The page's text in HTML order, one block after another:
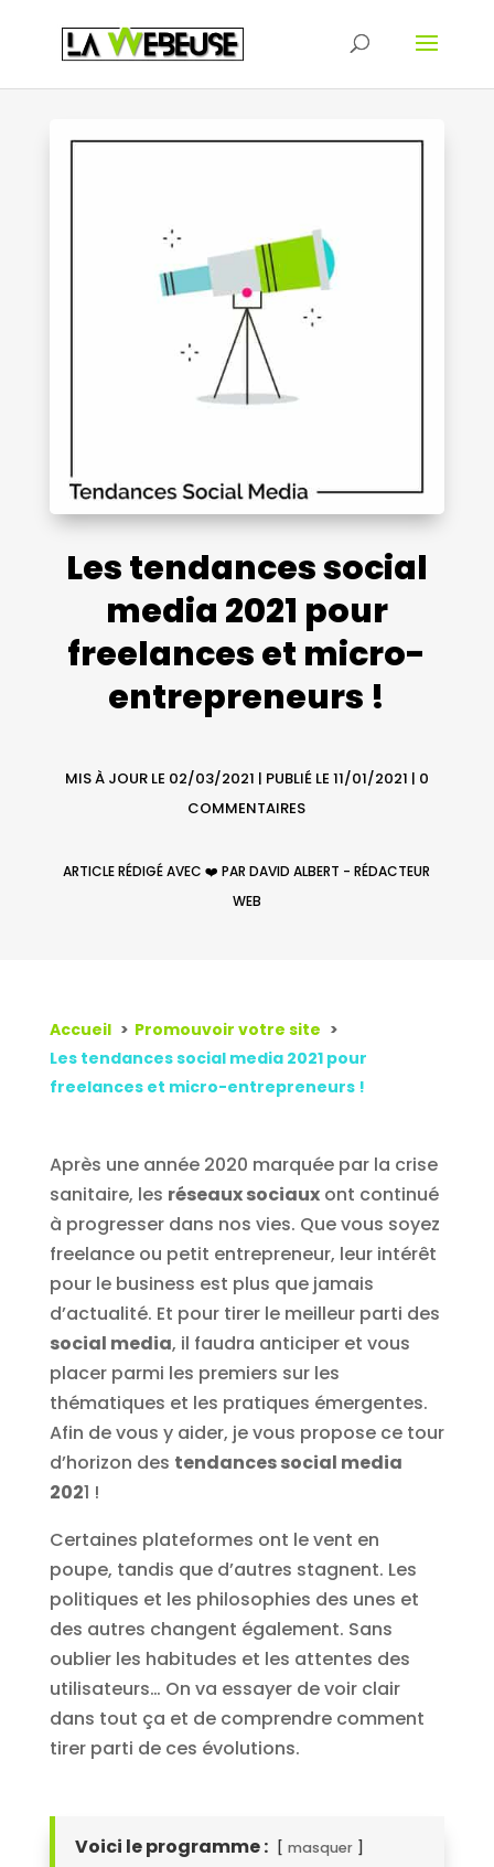
Les tendances social
media 2021 pour
freelances et micro-
entrepreneurs !
MIS À JOUR LE 02/03/2021 | PUBLIÉ LE 11/01/2021 | 0
COMMENTAIRES
ARTICLE RÉDIGÉ AVEC ❤️ PAR DAVID ALBERT - RÉDACTEUR
WEB
Accueil
Promouvoir votre site
Les tendances social media 2021 pour
freelances et micro-entrepreneurs !
Après une année 2020 marquée par la crise
sanitaire, les réseaux sociauxont continué
à progresser dans nos vies. Que vous soyez
freelance ou petit entrepreneur, leur intérêt
pour le business est plus que jamais
d’actualité. Et pour tirer le meilleur parti des
social media, il faudra anticiper et vous
placer parmi les premiers sur les
thématiques et les pratiques émergentes.
Afin de vous y aider, je vous propose ce tour
d’horizon des tendances social media
2021 !
Certaines plateformes ont le vent en
poupe, tandis que d’autres stagnent. Les
politiques et les philosophies des unes et
des autres changent également. Sans
oublier les habitudes et les attentes des
utilisateurs… On va essayer de voir clair
dans tout ça et de comprendre comment
tirer parti de ces évolutions.
Voici le programme : masquer